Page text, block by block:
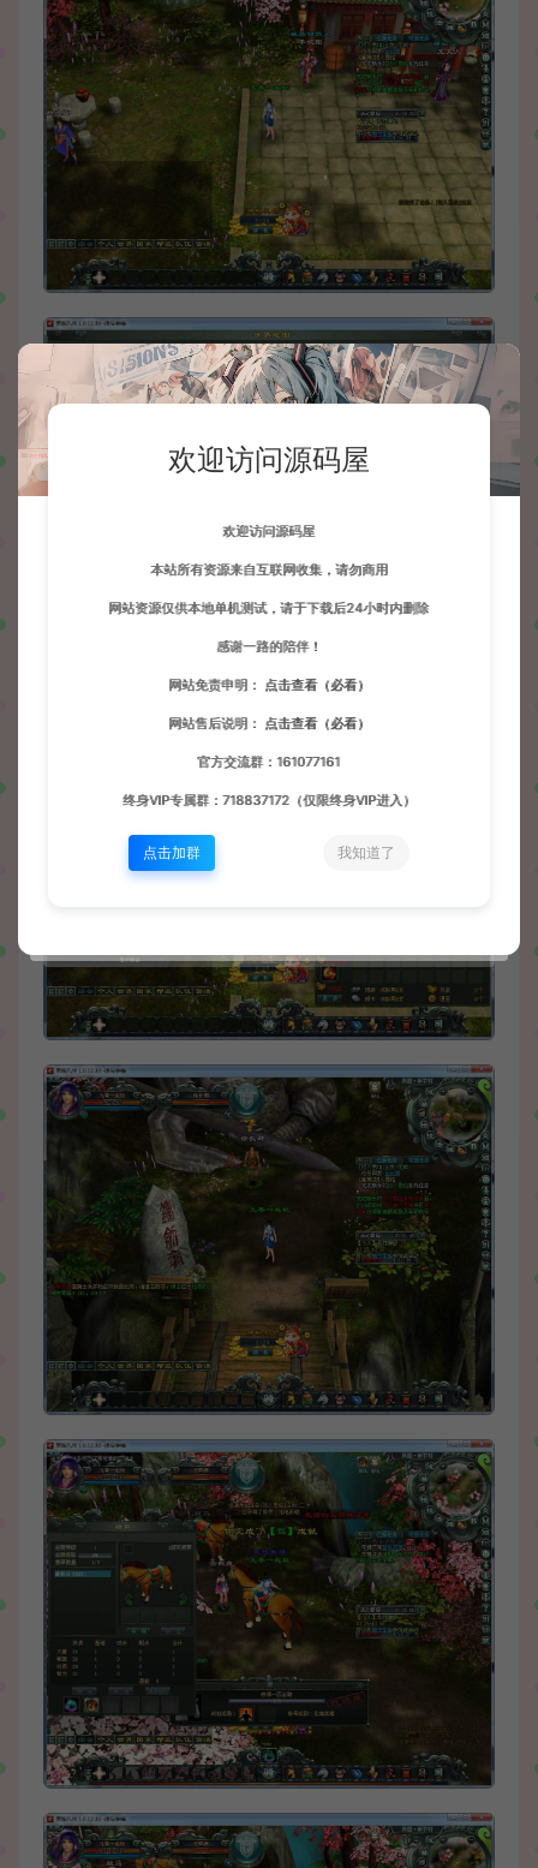
欢迎访问源码屋
欢迎访问源码屋
本站所有资源来自互联网收集，请勿商用
网站资源仅供本地单机测试，请于下载后24小时内删除
感谢一路的陪伴！
网站免责申明： 点击查看（必看）
网站售后说明： 点击查看（必看）
官方交流群：161077161
终身VIP专属群：718837172（仅限终身VIP进入）
点击加群 我知道了